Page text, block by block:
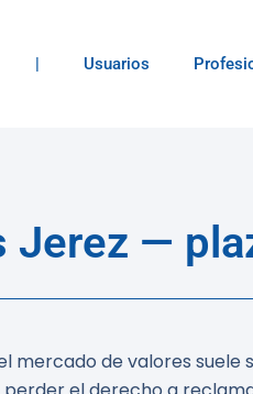
| Usuarios
Jerez —
mercado de valores suele